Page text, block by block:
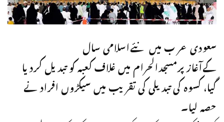
سعودی عر ب میں نئےاسلامی سال
کےآغازپرمسجدالحرام میں غلاف کعبہ کو تبدیل کردیا
گیا، کسوہ کی تبدیلی کی تقریب میں سیکڑوں افراد نے
حصہ لیا۔